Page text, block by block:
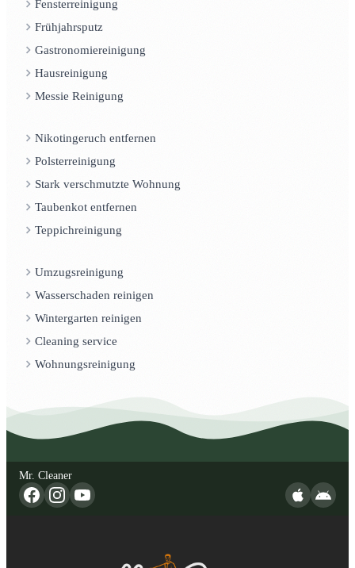
Fensterreinigung
Frühjahrsputz
Gastronomiereinigung
Hausreinigung
Messie Reinigung
Nikotingeruch entfernen
Polsterreinigung
Stark verschmutzte Wohnung
Taubenkot entfernen
Teppichreinigung
Umzugsreinigung
Wasserschaden reinigen
Wintergarten reinigen
Cleaning service
Wohnungsreinigung
Mr. Cleaner